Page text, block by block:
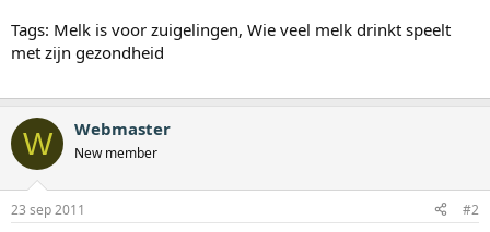
Tags: Melk is voor zuigelingen, Wie veel melk drinkt speelt
met zijn gezondheid
W Webmaster
New member
23 sep 2011 #2